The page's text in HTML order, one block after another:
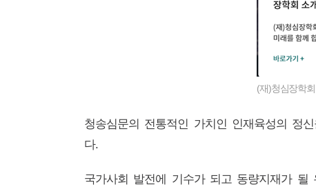
(재)청심장학
청송심문의 전통적인 가치인 인재육성의 정
다.
국가사회 발전에 기수가 되고 동량지재가